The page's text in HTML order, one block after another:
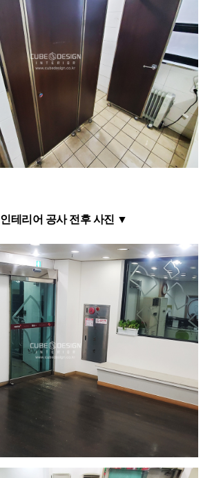
인테리어 공사 전후 사진 ▼